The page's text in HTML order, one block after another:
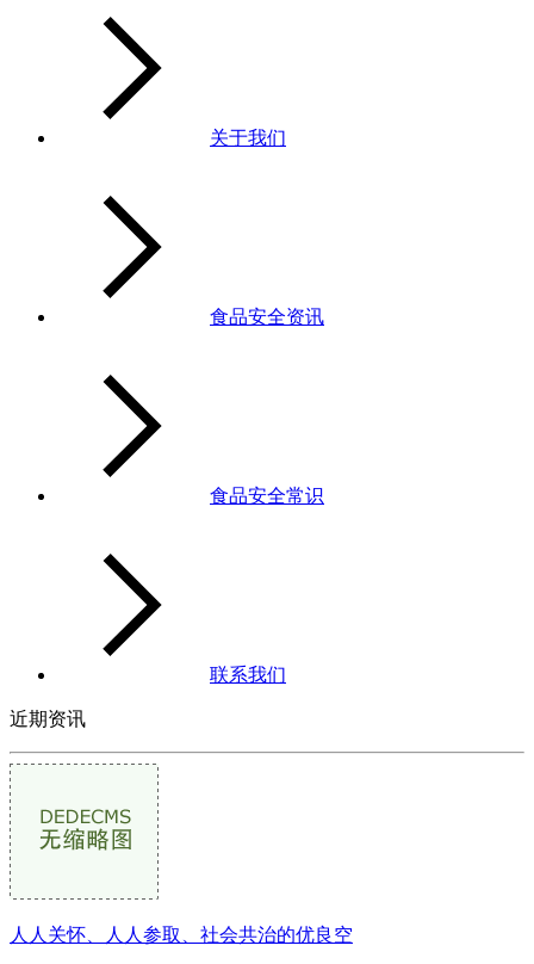
关于我们
食品安全资讯
食品安全常识
联系我们
近期资讯
人人关怀、人人参取、社会共治的优良空